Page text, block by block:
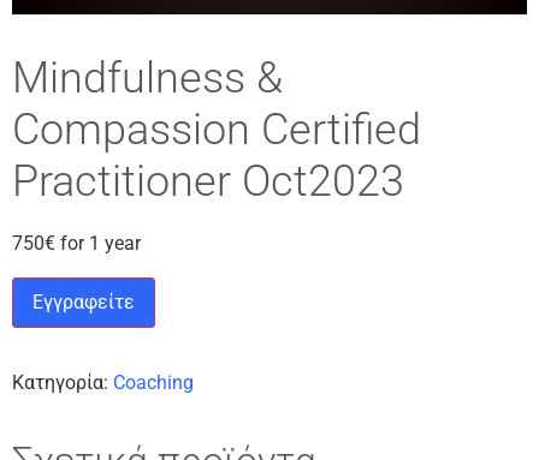
Mindfulness &
Compassion Certified
Practitioner Oct2023
750€ for 1 year
Εγγραφείτε
Κατηγορία: Coaching